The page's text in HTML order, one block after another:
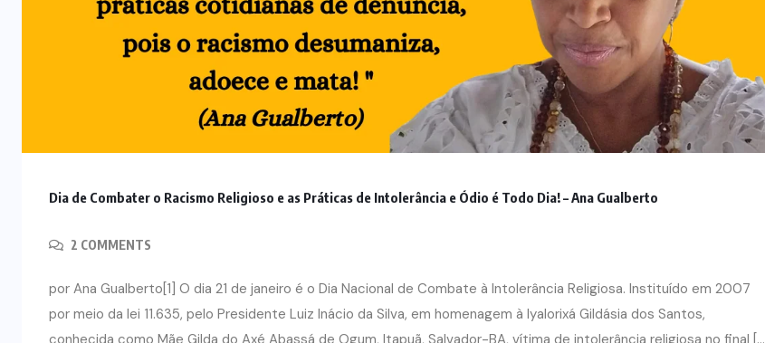
Dia de Combater o Racismo Religioso e as Práticas de Intolerância e Ódio é Todo Dia! – Ana Gualberto
2 COMMENTS
por Ana Gualberto[1] O dia 21 de janeiro é o Dia Nacional de Combate à Intolerância Religiosa. Instituído em 2007
por meio da lei 11.635, pelo Presidente Luiz Inácio da Silva, em homenagem à Iyalorixá Gildásia dos Santos,